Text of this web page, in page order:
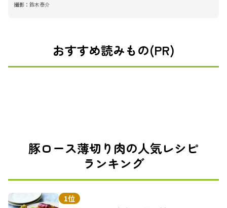
撮影： 鈴木泰介
おすすめ読みもの(PR)
豚ロース薄切り肉の人気レシピ
ランキング
1位